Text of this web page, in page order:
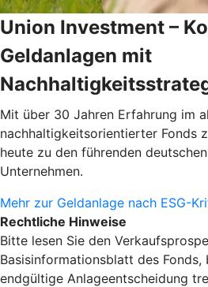
Union Investment –
Geldanlagen mit
Mit über 30 Jahren Erfahrung im
nachhaltigkeitsorientierter Fonds
heute zu den führenden
Unternehmen.
Mehr zur Geldanlage nach ESG-
Rechtliche Hinweise
Bitte lesen Sie den
Basisinformationsblatt des Fonds,
endgültige Anlageentscheidung